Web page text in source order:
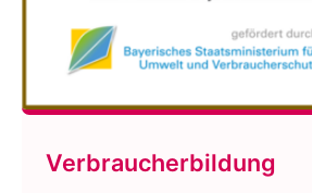
Verbraucherbildung